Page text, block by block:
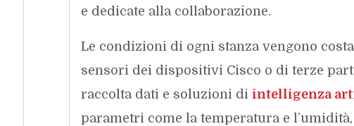
e dedicate alla collaborazione.
Le condizioni di ogni stanza vengono
sensori dei dispositivi Cisco o di terze
raccolta dati e soluzioni di intelligenza
parametri come la temperatura e